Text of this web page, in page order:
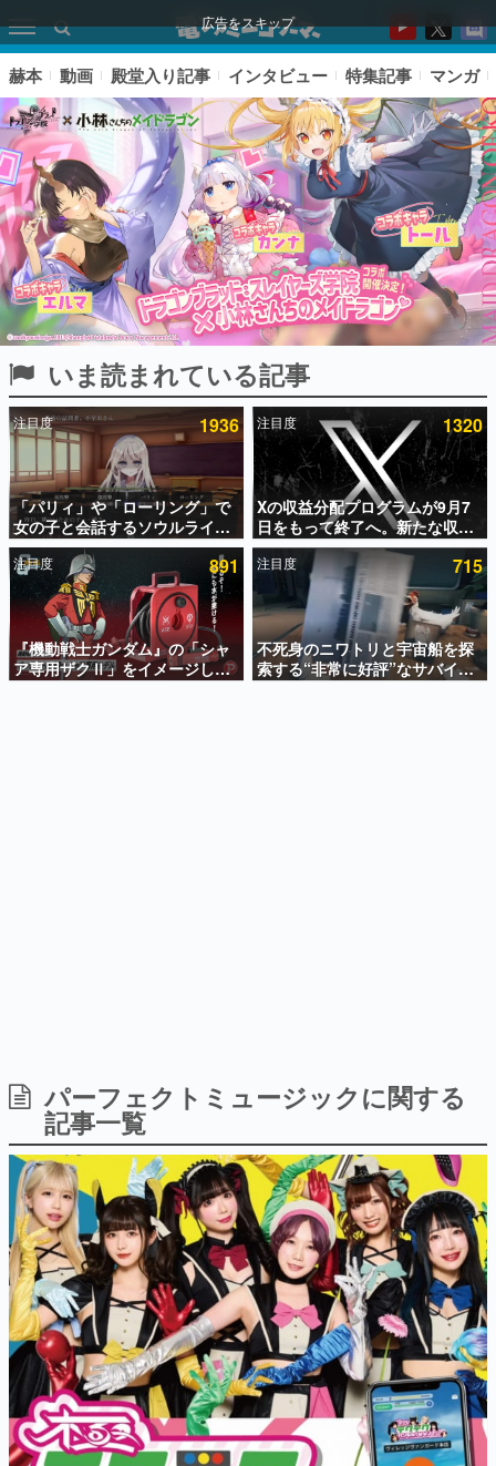
広告をスキップ
ピックアップ
電ファミのいま読まれている記事ランキング
アプリセール情報
インタビュー
連載・特集一覧
殿堂入り記事
SNS拡散数が数千以上！ ページビュー数万以上！ などな
ど。多くの人々に読まれた、電ファミ渾身の“殿堂入り”記
事をまとめました。
日本のモバイルゲーム史における主要なトピック・タイト
ルを網羅するほか、開発者へのインタビューや識者による
解説を掲載。約20年の歴史が一望できる決定版！
若ゲのいたり〜ゲームクリエイターの青春〜
『うつヌケ』『ペンと箸』等で知られるマンガ家・田中圭
一先生によるゲーム業界レポートマンガです。
なんでゲームは面白い？
ゲーム開発者・hamatsu氏がゲームの魅力を画面や操作の
具体的な形から解き明かしていく、硬派で骨太な評論連載
です。
ゲームが変えた日本語
「経験値」「裏技」「ラスボス」… ゲームにまつわる言葉
の起源や用法の変遷を、コンピューター文化史研究家・タ
イニーP氏が徹底調査。
カテゴリ
赫本 動画 殿堂入り記事 インタビュー 特集記事 マンガ
いま読まれている記事
注目度 1936
「パリィ」や「ローリング」で
女の子と会話するソウルライク
恋愛ゲーム『小早川さんはソウ
ルライク』無料公開。返事に失
敗すると「YOU DIED」
注目度 1320
Xの収益分配プログラムが9月7
日をもって終了へ。新たな収益
化制度「Original Content
Rewards Program」を発表
注目度 891
『機動戦士ガンダム』の「シャ
ア専用ザクⅡ」をイメージした
散水ホースリールが予約開始。
注目度 715
不死身のニワトリと宇宙船を探
索する“非常に好評”なサバイバ
ルゲーム『Breathedge』が無